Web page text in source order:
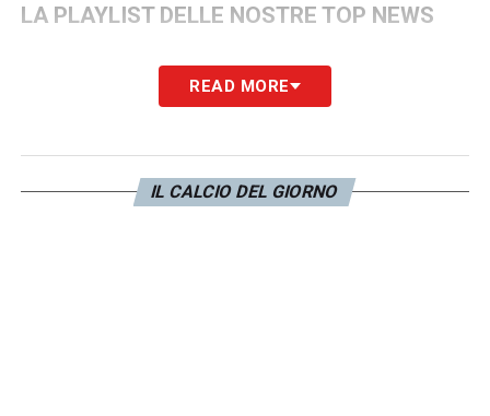
LA PLAYLIST DELLE NOSTRE TOP NEWS
READ MORE
IL CALCIO DEL GIORNO